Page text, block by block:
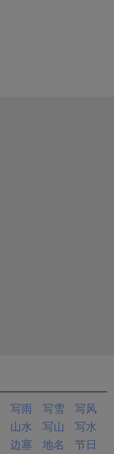
写雨 写雪
写风
山水 写山
写水
边塞 地名 节日